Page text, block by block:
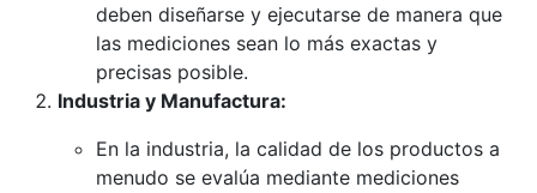
deben diseñarse y ejecutarse de manera que
las mediciones sean lo más exactas y
precisas posible.
Industria y Manufactura:
En la industria, la calidad de los productos a
menudo se evalúa mediante mediciones